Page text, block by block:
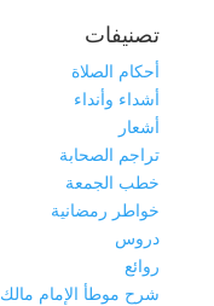
تصنيفات
أحكام الصلاة
أشداء وأنداء
أشعار
تراجم الصحابة
خطب الجمعة
خواطر رمضانية
دروس
روائع
شرح موطأ الإمام مالك